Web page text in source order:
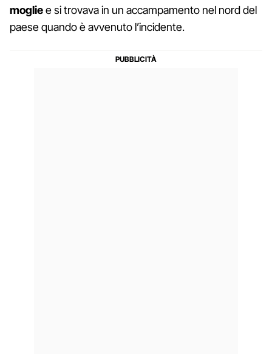
mogliee si trovava in un accampamento nel nord del
paese quando è avvenuto l’incidente.